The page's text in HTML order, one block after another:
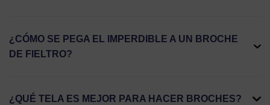
¿CÓMO SE PEGA EL IMPERDIBLE A UN BROCHE
DE FIELTRO?
¿QUÉ TELA ES MEJOR PARA HACER BROCHES?